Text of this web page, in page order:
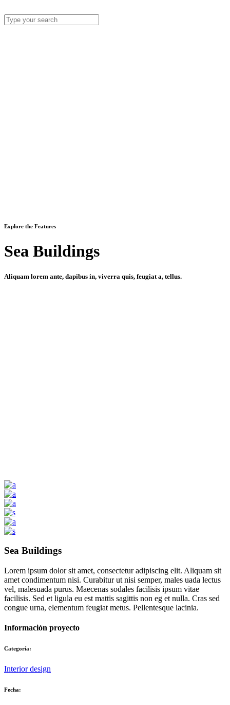
Explore the Features
Sea Buildings
Aliquam lorem ante, dapibus in, viverra quis, feugiat a, tellus.
Sea Buildings
Lorem ipsum dolor sit amet, consectetur adipiscing elit. Aliquam sit
amet condimentum nisi. Curabitur ut nisi semper, males uada lectus
vel, malesuada purus. Maecenas sodales facilisis ipsum vitae
facilisis. Sed et ligula eu est mattis sagittis non eg et nulla. Cras sed
congue urna, elementum feugiat metus. Pellentesque lacinia.
Información proyecto
Categoría:
Interior design
Fecha: